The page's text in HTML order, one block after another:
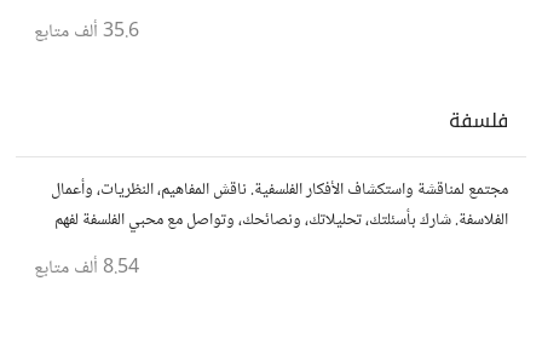
35.6 ألف متابع
فلسفة
مجتمع لمناقشة واستكشاف الأفكار الفلسفية. ناقش المفاهيم، النظريات، وأعمال
الفلاسفة. شارك بأسئلتك، تحليلاتك، ونصائحك، وتواصل مع محبي الفلسفة لفهم
8.54 ألف متابع